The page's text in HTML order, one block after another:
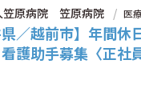
笠原病院 笠原病院 医
県／越前市】年間
護助手募集〈正社